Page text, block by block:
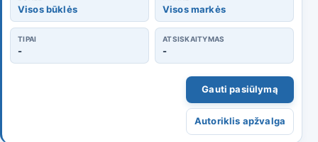
Visos būklės Visos markės
TIPAI
-
ATSISKAITYMAS
-
Gauti pasiūlymą
Autoriklis apžvalga